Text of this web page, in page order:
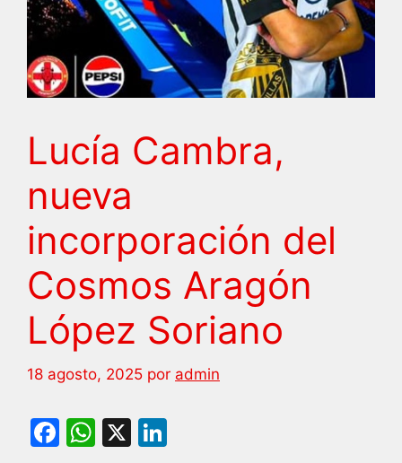
Lucía Cambra,
nueva
incorporación del
Cosmos Aragón
López Soriano
18 agosto, 2025 por admin
F
W X